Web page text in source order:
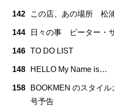
142 この店、あの場所 松
144 日々の事 ピーター・
146 TO DO LIST
148 HELLO My Name is…
158
BOOKMEN のスタイ
号予告